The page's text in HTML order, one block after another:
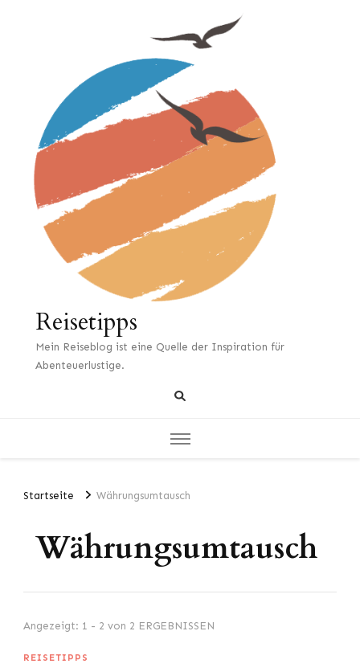
Reisetipps
Mein Reiseblog ist eine Quelle der Inspiration für
Abenteuerlustige.
Startseite Währungsumtausch
Währungsumtausch
Angezeigt: 1 - 2 von 2 ERGEBNISSEN
REISETIPPS